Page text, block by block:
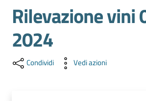
Impresa
Promuovere
Impresa
e
Rilevazione vini
2024
Condividi Vedi azioni